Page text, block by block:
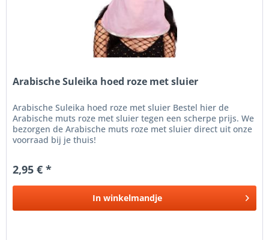
Arabische Suleika hoed roze met sluier
Arabische Suleika hoed roze met sluier Bestel hier de
Arabische muts roze met sluier tegen een scherpe prijs. We
bezorgen de Arabische muts roze met sluier direct uit onze
voorraad bij je thuis!
2,95 € *
In winkelmandje